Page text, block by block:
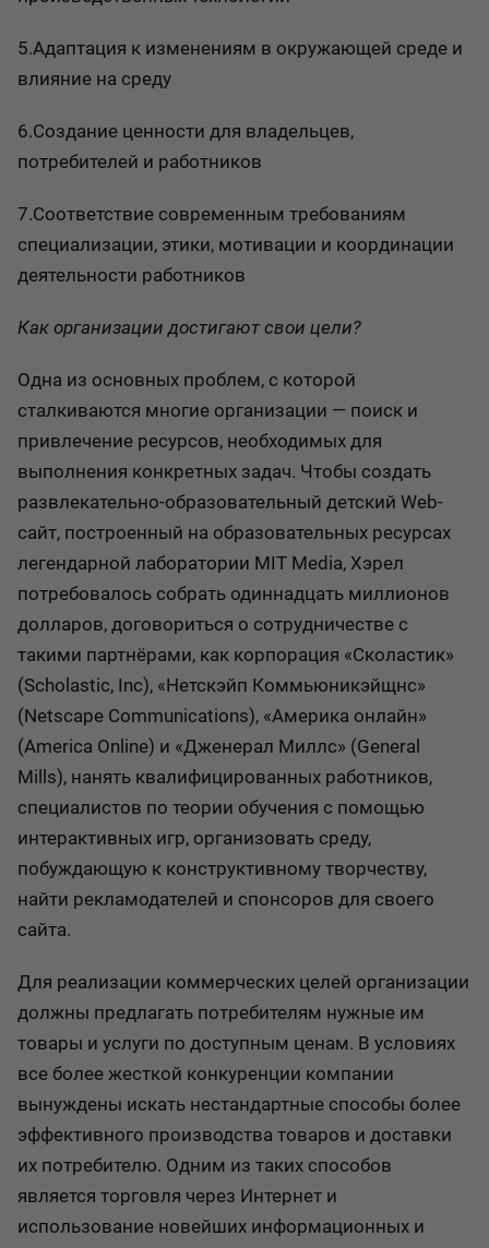
5.Адаптация к изменениям в окружающей среде и
влияние на среду
6.Создание ценности для владельцев,
потребителей и работников
7.Соответствие современным требованиям
специализации, этики, мотивации и координации
деятельности работников
Как организации достигают свои цели?
Одна из основных проблем, с которой
сталкиваются многие организации — поиск и
привлечение ресурсов, необходимых для
выполнения конкретных задач. Чтобы создать
развлекательно-образовательный детский Web-
сайт, построенный на образовательных ресурсах
легендарной лаборатории MIT Media, Хэрел
потребовалось собрать одиннадцать миллионов
долларов, договориться о сотрудничестве с
такими партнёрами, как корпорация «Сколастик»
(Scholastic, Inc), «Нетскэйп Коммьюникэйщнс»
(Netscape Communications), «Америка онлайн»
(America Online) и «Дженерал Миллс» (General
Mills), нанять квалифицированных работников,
специалистов по теории обучения с помощью
интерактивных игр, организовать среду,
побуждающую к конструктивному творчеству,
найти рекламодателей и спонсоров для своего
сайта.
Для реализации коммерческих целей организации
должны предлагать потребителям нужные им
товары и услуги по доступным ценам. В условиях
все более жесткой конкуренции компании
вынуждены искать нестандартные способы более
эффективного производства товаров и доставки
их потребителю. Одним из таких способов
является торговля через Интернет и
использование новейших информационных и